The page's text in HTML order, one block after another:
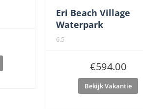
Eri Beach Village
Waterpark
6.5
€594.00
Bekijk Vakantie